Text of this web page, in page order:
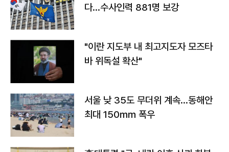
다…수사인력 881명 보강
"이란 지도부 내 최고지도자 모즈타
바 위독설 확산"
서울 낮 35도 무더위 계속…동해안
최대 150㎜ 폭우